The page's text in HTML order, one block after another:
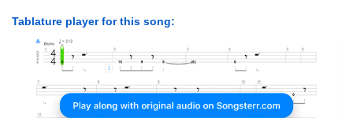
Tablature player for this song: